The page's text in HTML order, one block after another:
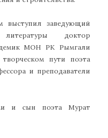
выступил заведующий
доктор
МОН РК Рымгали
пути поэта
и преподаватели
и сын поэта Мурат